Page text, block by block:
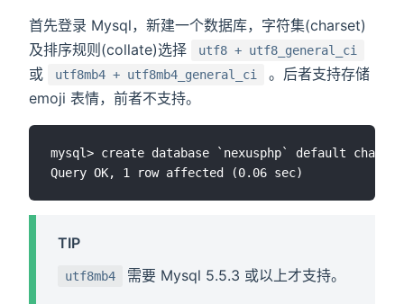
首先登录 Mysql，新建一个数据库，字符集(charset)
及排序规则(collate)选择
utf8 + utf8_general_ci
或 utf8mb4 + utf8mb4_general_ci
。后者支持存储
emoji 表情，前者不支持。
mysql> create database `nexusphp` default
TIP
utf8mb4 需要 Mysql 5.5.3 或以上才支持。